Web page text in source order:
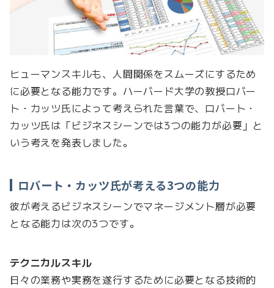
ヒューマンスキルも、人間関係をスムーズにするため
に必要となる能力です。ハーバード大学の教授ロバー
ト・カッツ氏によって考えられた言葉で、ロバート・
カッツ氏は「ビジネスシーンでは3つの能力が必要」と
いう考えを発表しました。
ロバート・カッツ氏が考える3つの能力
彼が考えるビジネスシーンでマネージメント層が必要
となる能力は次の3つです。
テクニカルスキル
日々の業務や実務を遂行するために必要となる技術的